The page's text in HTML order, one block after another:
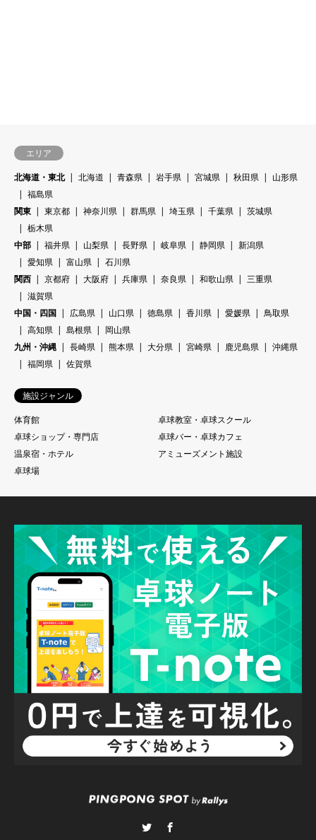
エリア
北海道・東北
北海道 青森県 岩手県 宮城県 秋田県
山形県
福島県
関東
東京都 神奈川県 群馬県 埼玉県 千葉県
茨城県
栃木県
中部
福井県 山梨県 長野県 岐阜県 静岡県
新潟県
愛知県
富山県
石川県
関西
京都府 大阪府 兵庫県 奈良県 和歌山県
三重県
滋賀県
中国・四国
広島県 山口県 徳島県 香川県 愛媛県
鳥取県
高知県
島根県
岡山県
九州・沖縄
長崎県 熊本県 大分県 宮崎県 鹿児島県
沖縄県
福岡県
佐賀県
施設ジャンル
体育館
卓球教室・卓球スクール
卓球ショップ・専門店
卓球バー・卓球カフェ
温泉宿・ホテル
アミューズメント施設
卓球場